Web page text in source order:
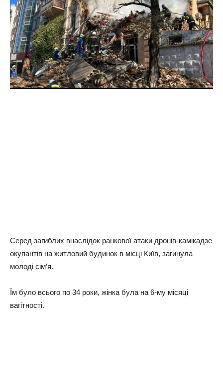
Серед загиблих внаслідок ранкової атаки дронів-камікадзе
окупантів на житловий будинок в місці Київ, загинула
молоді сім’я.
Їм було всього по 34 роки, жінка була на 6-му місяці
вагітності.